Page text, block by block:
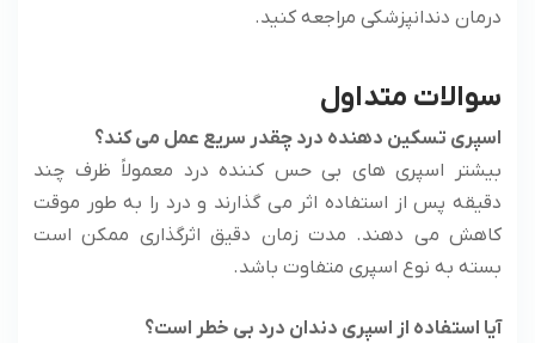
درمان دندانپزشکی مراجعه کنید.
سوالات متداول
اسپری تسکین دهنده درد چقدر سریع عمل می کند؟
بیشتر اسپری های بی حس کننده درد معمولاً ظرف چند
دقیقه پس از استفاده اثر می گذارند و درد را به طور موقت
کاهش می دهند. مدت زمان دقیق اثرگذاری ممکن است
بسته به نوع اسپری متفاوت باشد.
آیا استفاده از اسپری دندان درد بی خطر است؟